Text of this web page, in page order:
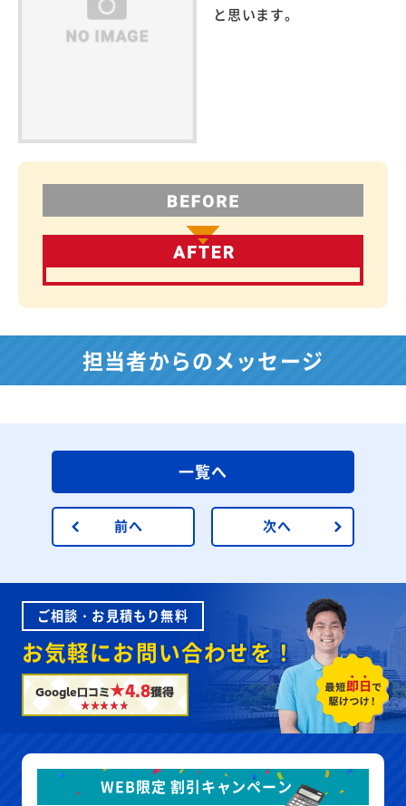
と思います。
担当者からのメッセージ
前へ
一覧へ
次へ
ご相談・お見積もり無料
お気軽にお問い合わせを！
Google口コミ★4.8獲得
WEB限定 割引キャンペーン